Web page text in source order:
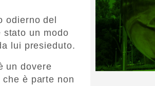
odierno del
stato un modo
lui presieduto.
un dovere
è parte non